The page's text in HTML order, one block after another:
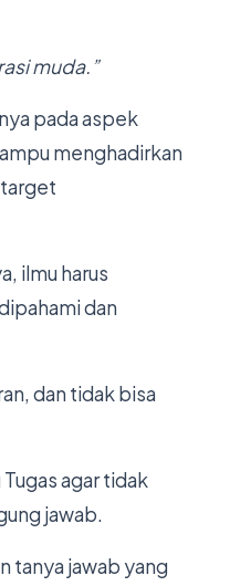
muda.”
pada aspek
menghadirkan
ilmu harus
dan
dan tidak bisa
agar tidak
jawab.
tanya jawab yang